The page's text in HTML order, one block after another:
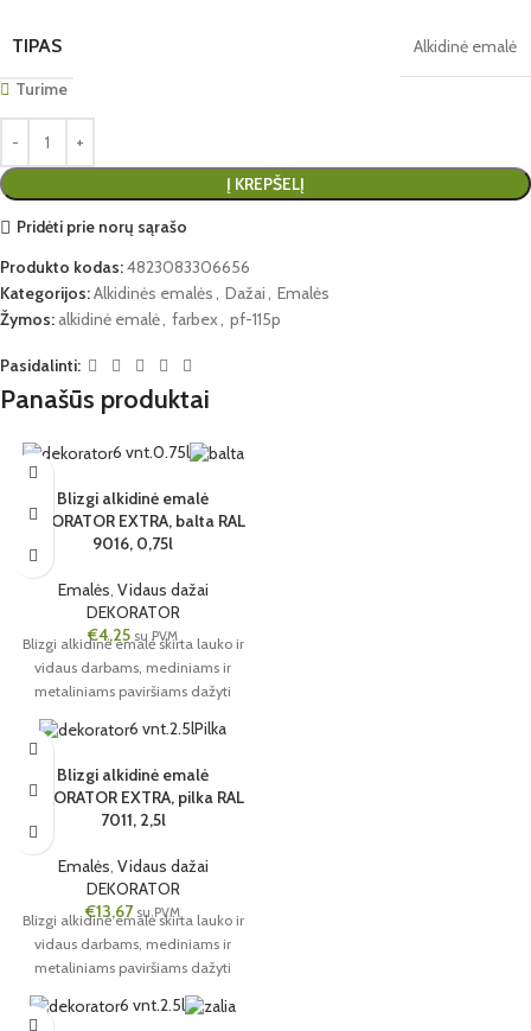
TIPAS
Alkidinė emalė
Turime
Į KREPŠELĮ
Pridėti prie norų sąrašo
Produkto kodas:4823083306656
Kategorijos:Alkidinės emalės, Dažai, Emalės
Žymos: alkidinė emalė, farbex, pf-115p
Pasidalinti:
Panašūs produktai
6 vnt.0.75l
Blizgi alkidinė emalė
DEKORATOR EXTRA, balta RAL
9016, 0,75l
Emalės, Vidaus dažai
DEKORATOR
€4,25 su PVM
Blizgi alkidinė emalė skirta lauko ir
vidaus darbams, mediniams ir
metaliniams paviršiams dažyti
6 vnt.2.5lPilka
Blizgi alkidinė emalė
DEKORATOR EXTRA, pilka RAL
7011, 2,5l
Emalės, Vidaus dažai
DEKORATOR
€13,67 su PVM
Blizgi alkidinė emalė skirta lauko ir
vidaus darbams, mediniams ir
metaliniams paviršiams dažyti
6 vnt.2.5l